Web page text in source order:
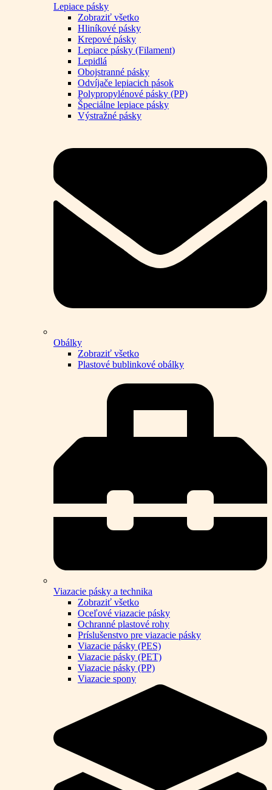
Lepiace pásky
Zobraziť všetko
Hliníkové pásky
Krepové pásky
Lepiace pásky (Filament)
Lepidlá
Obojstranné pásky
Odvíjače lepiacich pások
Polypropylénové pásky (PP)
Špeciálne lepiace pásky
Výstražné pásky
Obálky
Zobraziť všetko
Plastové bublinkové obálky
Viazacie pásky a technika
Zobraziť všetko
Oceľové viazacie pásky
Ochranné plastové rohy
Príslušenstvo pre viazacie pásky
Viazacie pásky (PES)
Viazacie pásky (PET)
Viazacie pásky (PP)
Viazacie spony